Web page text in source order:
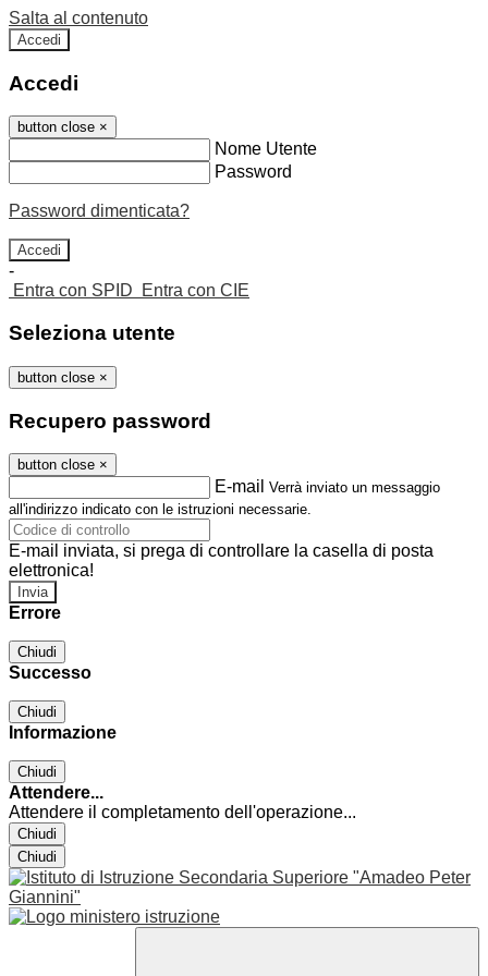
Salta al contenuto
Accedi
Accedi
button close ×
Nome Utente
Password
Password dimenticata?
-
Entra con SPID
Entra con CIE
Seleziona utente
button close ×
Recupero password
button close ×
E-mail Verrà inviato un messaggio
all'indirizzo indicato con le istruzioni necessarie.
E-mail inviata, si prega di controllare la casella di posta
elettronica!
Errore
Chiudi
Successo
Chiudi
Informazione
Chiudi
Attendere...
Attendere il completamento dell'operazione...
Chiudi
Chiudi